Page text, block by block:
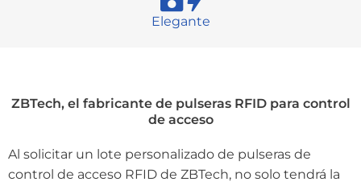
Elegante
ZBTech, el fabricante de pulseras RFID para control
de acceso
Al solicitar un lote personalizado de pulseras de
control de acceso RFID de ZBTech, no solo tendrá la